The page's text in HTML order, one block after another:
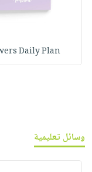
Daily Plan
وسائل تعليمية